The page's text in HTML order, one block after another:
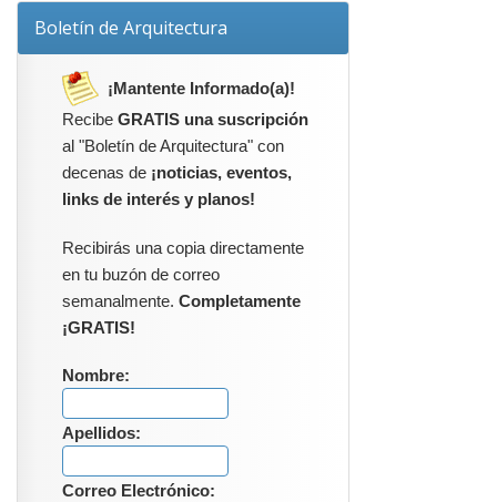
Boletín de Arquitectura
¡Mantente Informado(a)!
Recibe GRATIS una suscripción
al "Boletín de Arquitectura" con
decenas de ¡noticias, eventos,
links de interés y planos!
Recibirás una copia directamente
en tu buzón de correo
semanalmente. Completamente
¡GRATIS!
Nombre:
Apellidos:
Correo Electrónico: